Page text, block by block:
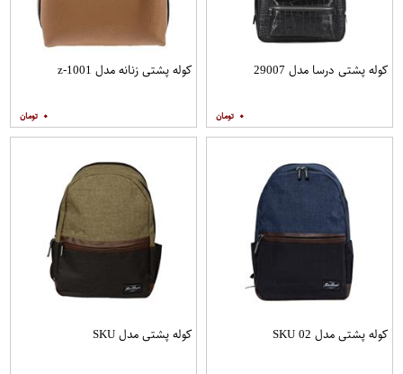
کوله پشتی درسا مدل 29007
۰
کوله پشتی زنانه مدل z-1001
۰
کوله پشتی مدل SKU 02 کوله پشتی مدل SKU